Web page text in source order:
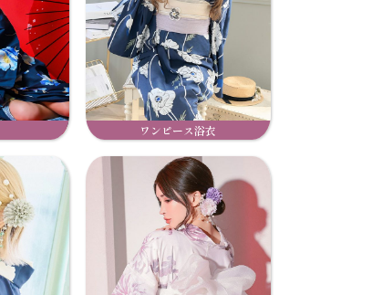
ワンピース浴衣